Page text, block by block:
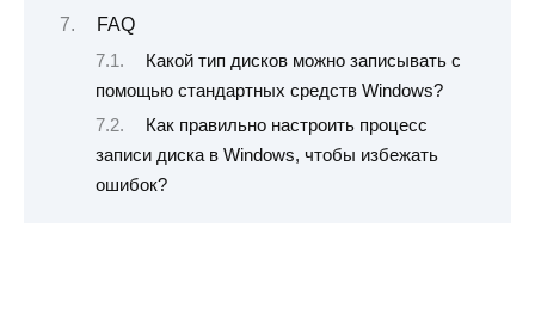
FAQ
Какой тип дисков можно записывать с
помощью стандартных средств Windows?
Как правильно настроить процесс
записи диска в Windows, чтобы избежать
ошибок?